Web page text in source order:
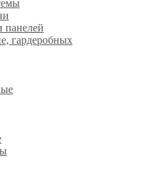
панелей
гардеробных